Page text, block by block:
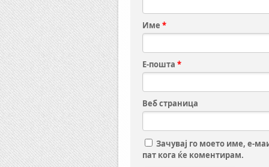
Име *
Е-пошта *
Веб страница
Зачувај го моето име, е-
пат кога ќе коментирам.